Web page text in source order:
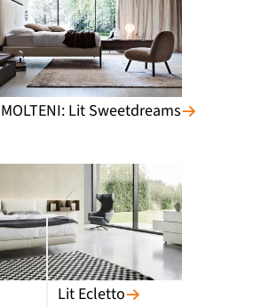
MOLTENI: Lit Sweetdreams
Lit Ecletto